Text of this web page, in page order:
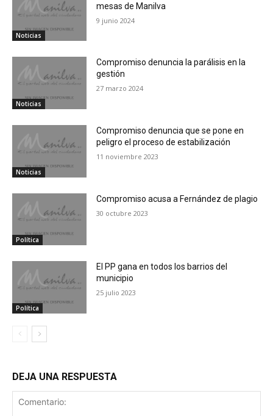
Noticias
mesas de Manilva
9 junio 2024
Noticias
Compromiso denuncia la parálisis en la
gestión
27 marzo 2024
Noticias
Compromiso denuncia que se pone en
peligro el proceso de estabilización
11 noviembre 2023
Política
Compromiso acusa a Fernández de plagio
30 octubre 2023
Política
El PP gana en todos los barrios del
municipio
25 julio 2023
DEJA UNA RESPUESTA